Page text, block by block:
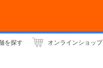
を探す オンラインショップ